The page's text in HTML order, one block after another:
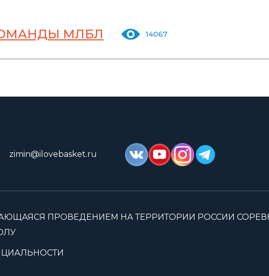
МЛБЛ 14067
zimin@ilovebasket.ru
ПРОВЕДЕНИЕМ НА ТЕРРИТОРИИ РОССИИ